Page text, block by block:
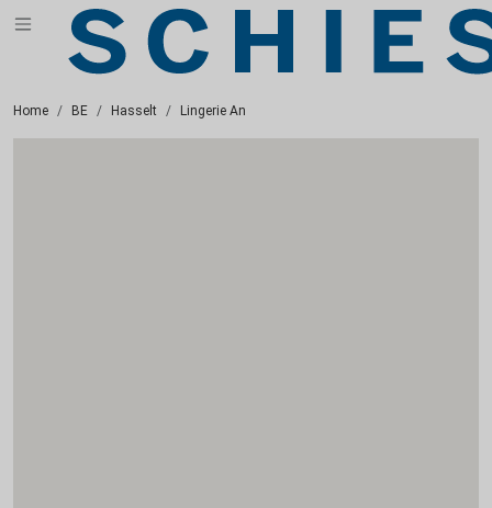
Home BE Hasselt Lingerie An